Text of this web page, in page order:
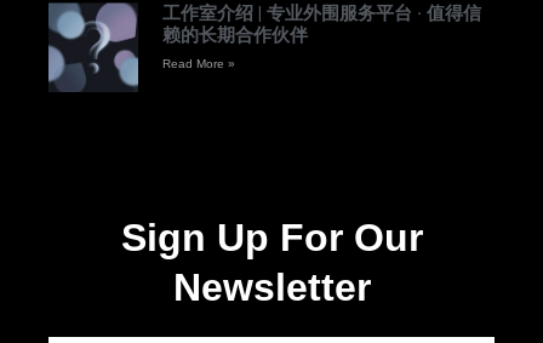
工作室介绍 | 专业外围服务平台 · 值得信
赖的长期合作伙伴
Read More »
Sign Up For Our
Newsletter